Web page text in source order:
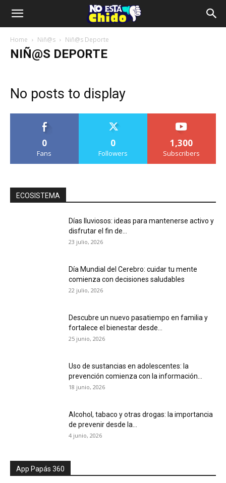
Home Niñ@s Niñ@s Deporte
NIÑ@S DEPORTE
No posts to display
0
Fans
0
Followers
1,300
Subscribers
ECOSISTEMA
Días lluviosos: ideas para mantenerse activo y
disfrutar el fin de...
23 julio, 2026
Día Mundial del Cerebro: cuidar tu mente
comienza con decisiones saludables
22 julio, 2026
Descubre un nuevo pasatiempo en familia y
fortalece el bienestar desde...
25 junio, 2026
Uso de sustancias en adolescentes: la
prevención comienza con la información...
18 junio, 2026
Alcohol, tabaco y otras drogas: la importancia
de prevenir desde la...
4 junio, 2026
App Papás 360